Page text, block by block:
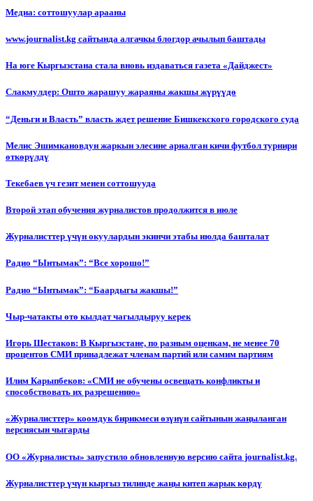
Медиа: соттошуулар арааны
www.journalist.kg сайтында алгачкы блогдор ачылып баштады
На юге Кыргызстана стала вновь издаваться газета «Дайджест»
Слакмулдер: Ошто жарашуу жараяны жакшы жүрүүдө
“Деньги и Власть” власть ждет решение Бишкекского городского суда
Мелис Эшимкановдун жаркын элесине арналган кичи футбол турнири
өткөрүлдү
Текебаев үч гезит менен соттошууда
Второй этап обучения журналистов продолжится в июле
Журналисттер үчүн окуулардын экинчи этабы июлда башталат
Радио “Ынтымак”: “Все хорошо!”
Радио “Ынтымак”: “Баардыгы жакшы!”
Чыр-чатакты өтө кылдат чагылдыруу керек
Игорь Шестаков: В Кыргызстане, по разным оценкам, не менее 70
процентов СМИ принадлежат членам партий или самим партиям
Илим Карыпбеков: «СМИ не обучены освещать конфликты и
способствовать их разрешению»
«Журналисттер» коомдук бирикмеси өзүнүн сайтынын жаңыланган
версиясын чыгарды
ОО «Журналисты» запустило обновленную версию сайта journalist.kg.
Журналисттер үчүн кыргыз тилинде жаңы китеп жарык көрдү